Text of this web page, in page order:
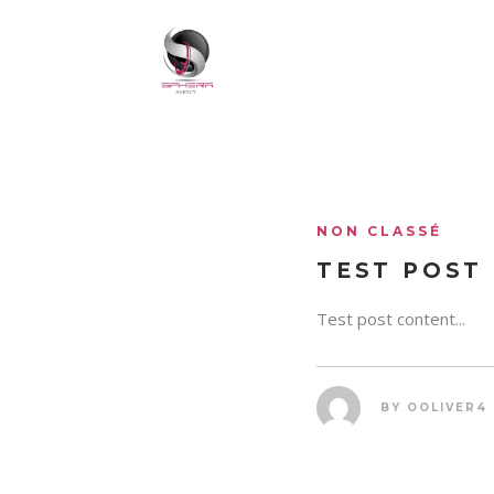
NON CLASSÉ
TEST POST
Test post content...
BY OOLIVER4